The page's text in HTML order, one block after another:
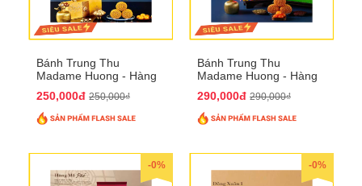
Bánh Trung Thu
Madame Huong - Hàng
250,000đ 250,000₫
Bánh Trung Thu
Madame Huong - Hàng
290,000đ 290,000₫
-0% -0%